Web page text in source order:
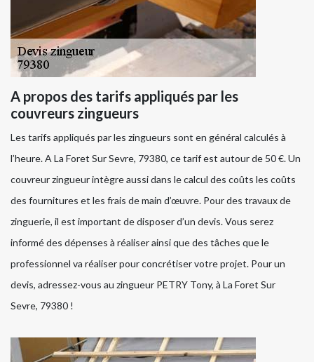
A propos des tarifs appliqués par les
couvreurs zingueurs
Les tarifs appliqués par les zingueurs sont en général calculés à
l’heure. A La Foret Sur Sevre, 79380, ce tarif est autour de 50 €. Un
couvreur zingueur intègre aussi dans le calcul des coûts les coûts
des fournitures et les frais de main d’œuvre. Pour des travaux de
zinguerie, il est important de disposer d’un devis. Vous serez
informé des dépenses à réaliser ainsi que des tâches que le
professionnel va réaliser pour concrétiser votre projet. Pour un
devis, adressez-vous au zingueur PETRY Tony, à La Foret Sur
Sevre, 79380 !